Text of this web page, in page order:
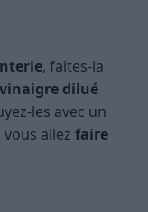
, faites-la
vinaigre dilué
les avec un
allez faire